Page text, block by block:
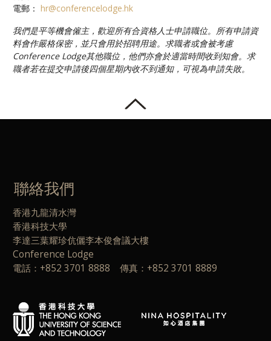
電郵： hr@conferencelodge.hk
我們是平等機會僱主，歡迎所有合資格人士申請職位。所有申請資
料會作嚴格保密，並只會用於招聘用途。求職者或會被考慮
Conference Lodge其他職位，他們亦會於適當時間收到知會。求
職者若在提交申請後四個星期內收不到通知，可視為申請失敗。
聯絡我們
香港九龍清水灣
香港科技大學
李達三葉耀珍伉儷李本俊會議大樓
Conference Lodge
電話：+852 3701 8888 傳真：+852 3701 8889